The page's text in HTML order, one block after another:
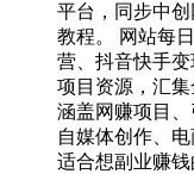
平台，同步中
教程。 网站每
营、抖音快手
项目资源，汇集
涵盖网赚项目、
自媒体创作、
适合想副业赚